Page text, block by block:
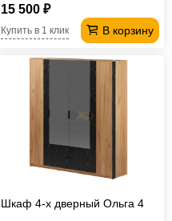
15 500 ₽
В корзину
Купить в 1 клик
Шкаф 4-х дверный Ольга 4